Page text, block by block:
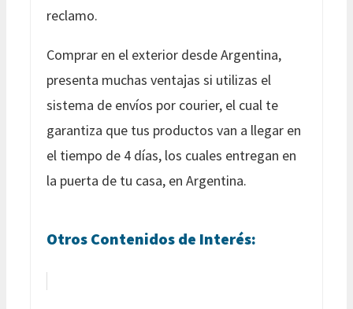
reclamo.
Comprar en el exterior desde Argentina,
presenta muchas ventajas si utilizas el
sistema de envíos por courier, el cual te
garantiza que tus productos van a llegar en
el tiempo de 4 días, los cuales entregan en
la puerta de tu casa, en Argentina.
Otros Contenidos de Interés: